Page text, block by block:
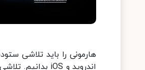
هارمونی را باید تلاشی